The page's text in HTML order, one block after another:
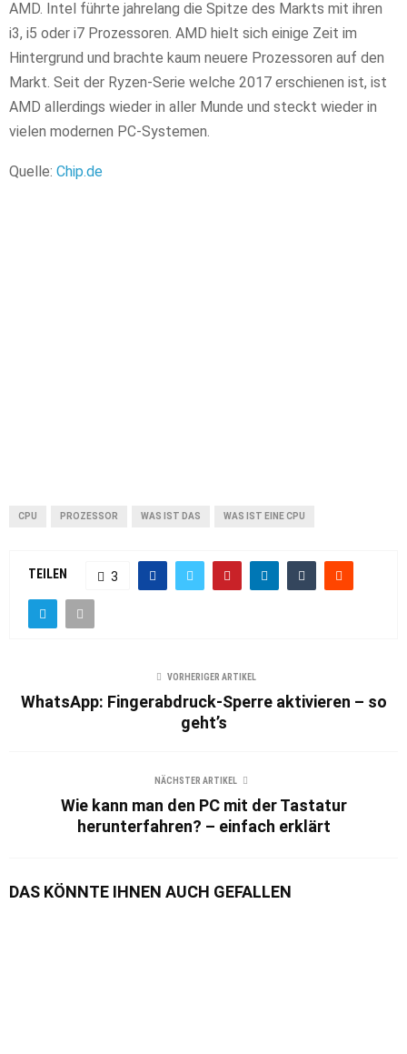
AMD. Intel führte jahrelang die Spitze des Markts mit ihren
i3, i5 oder i7 Prozessoren. AMD hielt sich einige Zeit im
Hintergrund und brachte kaum neuere Prozessoren auf den
Markt. Seit der Ryzen-Serie welche 2017 erschienen ist, ist
AMD allerdings wieder in aller Munde und steckt wieder in
vielen modernen PC-Systemen.
Quelle: Chip.de
CPU PROZESSOR WAS IST DAS WAS IST EINE CPU
TEILEN 3
VORHERIGER ARTIKEL
WhatsApp: Fingerabdruck-Sperre aktivieren – so
geht’s
NÄCHSTER ARTIKEL
Wie kann man den PC mit der Tastatur
herunterfahren? – einfach erklärt
DAS KÖNNTE IHNEN AUCH GEFALLEN